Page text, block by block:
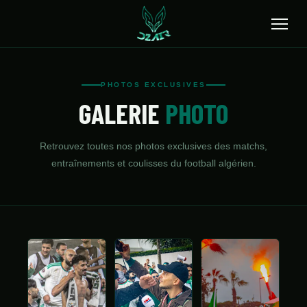
SÉLECTION
CHAMPIONNAT
JEUNES
PHOTOS EXCLUSIVES
GALERIE PHOTO
Retrouvez toutes nos photos exclusives des matchs,
entraînements et coulisses du football algérien.